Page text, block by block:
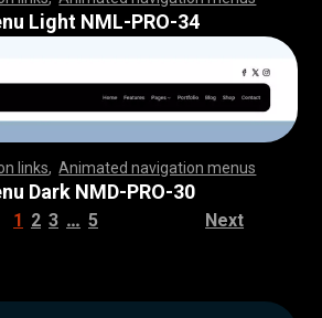
,,,,,,,, ,,,,,,,,,,,,,,,,,,,,,,,,,,,,,,,
,,,,,,,, ,,,,,,,,,,,,,,,,,,,,,,,,,,,,,,,
Light NML-PRO-34
links ,Animated navigation menus
,,,,,,,, ,,,,,,,,,,,,,,,,,,,,,,,,,,,,,,,
,,,,,,,, ,,,,,,,,,,,,,,,,,,,,,,,,,,,,,,,
Dark NMD-PRO-30
1 2 3 … 5 Next